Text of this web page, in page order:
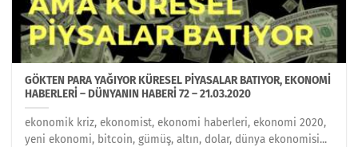
GÖKTEN PARA YAĞIYOR KÜRESEL PİYASALAR BATIYOR, EKONOMİ
HABERLERİ – DÜNYANIN HABERİ 72 – 21.03.2020
ekonomik kriz, ekonomist, ekonomi haberleri, ekonomi 2020,
yeni ekonomi, bitcoin, gümüş, altın, dolar, dünya ekonomisi...